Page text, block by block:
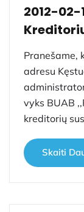
2012-02-
Pranešame,
adresu
vyks BUAB
kreditorių
Skaiti